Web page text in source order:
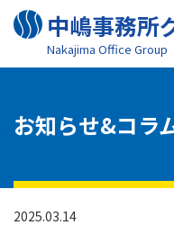
中嶋事務所
Nakajima Oﬃce Group
お知らせ&コラ
2025.03.14